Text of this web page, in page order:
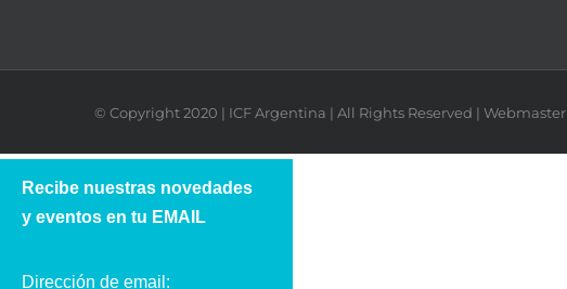
© Copyright 2020 | ICF Argentina | All Rights Reserved | Webmaster
Recibe nuestras novedades
y eventos en tu EMAIL
Dirección de email: